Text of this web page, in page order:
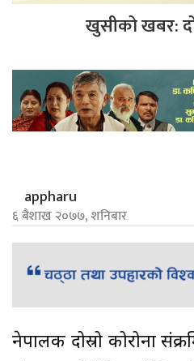
खुसीको खबर:
appharu
६ बैशाख २०७७, शनिबार
नेपालकी दोस्रो कोरोना